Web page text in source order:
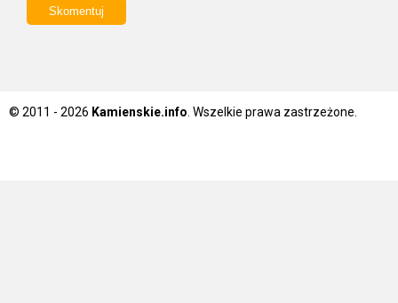
© 2011 - 2026 Kamienskie.info . Wszelkie prawa zastrzeżone.